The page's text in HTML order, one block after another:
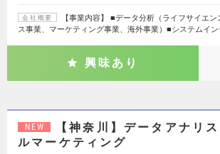
会社概要
【事業内容】 ■データ分析（ライフサイエ
ス事業、マーケティング事業、海外事業）■システムイン
興味あり
NEW
【神奈川】データアナリ
ルマーケティング